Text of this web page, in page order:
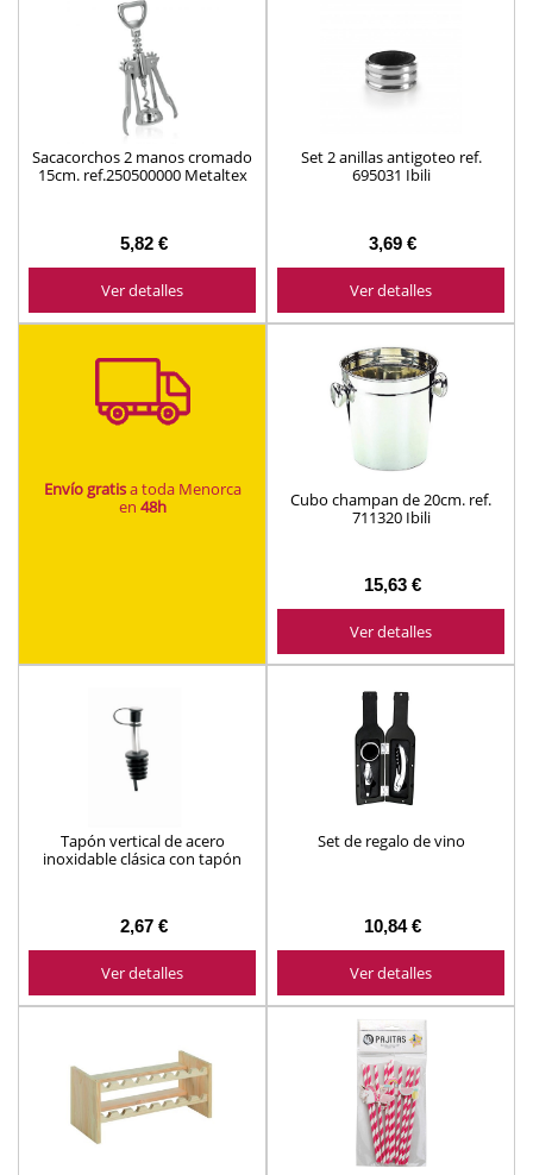
Sacacorchos 2 manos cromado
15cm. ref.250500000 Metaltex
5,82 €
Ver detalles
Set 2 anillas antigoteo ref.
695031 Ibili
3,69 €
Ver detalles
Envío gratisa toda Menorca
en 48h
Cubo champan de 20cm. ref.
711320 Ibili
15,63 €
Ver detalles
Tapón vertical de acero
inoxidable clásica con tapón
2,67 €
Ver detalles
Set de regalo de vino
10,84 €
Ver detalles